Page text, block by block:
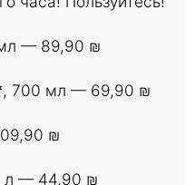
— 89,90 ₪
, 700 мл — 69,90 ₪
₪
л — 44,90 ₪